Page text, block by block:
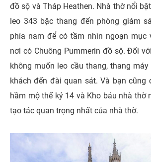
đồ sộ và Tháp Heathen. Nhà thờ nổi
leo 343 bậc thang đến phòng giám
phía nam để có tầm nhìn ngoạn mục
nơi có Chuông Pummerin đồ sộ. Đối
không muốn leo cầu thang, thang
khách đến đài quan sát. Và bạn cũng
hầm mộ thế kỷ 14 và Kho báu nhà thờ
tạo tác quan trọng nhất của nhà thờ.